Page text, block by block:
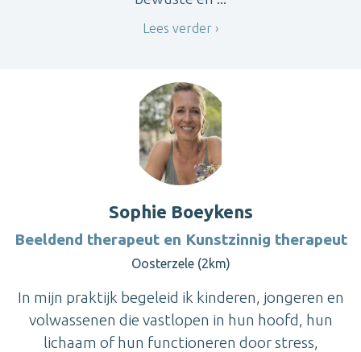
Lees verder
Sophie Boeykens
Beeldend therapeut en Kunstzinnig therapeut
Oosterzele (2km)
In mijn praktijk begeleid ik kinderen, jongeren en
volwassenen die vastlopen in hun hoofd, hun
lichaam of hun functioneren door stress,